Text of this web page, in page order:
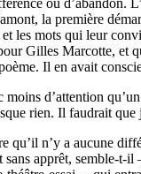
la première
les mots qui leur
Gilles Marcotte, et
Il en avait
moins d’attention
rien. Il faudrait que
qu’il n’y a aucune
sans apprêt, semble-t-il